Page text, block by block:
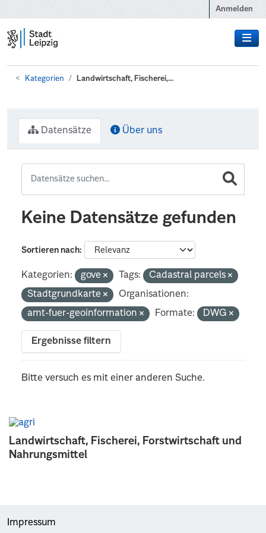
Anmelden
Kategorien Landwirtschaft, Fischerei,...
Landwirtschaft, Fischerei, Forstwirtschaft und
Nahrungsmittel
Datensätze Über uns
Keine Datensätze gefunden
Sortieren nach
Kategorien: gove Tags:
Cadastral parcels
Stadtgrundkarte
Organisationen:
amt-fuer-geoinformation
Formate: DWG
Ergebnisse filtern
Bitte versuch es mit einer anderen Suche.
Impressum